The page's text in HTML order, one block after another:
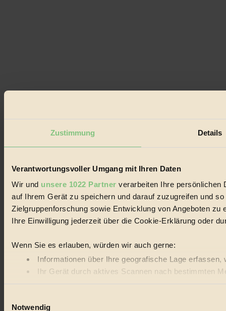
Zustimmung Details
Verantwortungsvoller Umgang mit Ihren Daten
Wir und unsere 1022 Partner verarbeiten Ihre persönlichen
auf Ihrem Gerät zu speichern und darauf zuzugreifen und
Zielgruppenforschung sowie Entwicklung von Angeboten
Ihre Einwilligung jederzeit über die Cookie-Erklärung oder
Wenn Sie es erlauben, würden wir auch gerne:
Informationen über Ihre geografische Lage
Ihr Gerät durch aktives Scannen nach bestimmten
Erfahren Sie mehr darüber, wie Ihre persönlichen Daten
Notwendig